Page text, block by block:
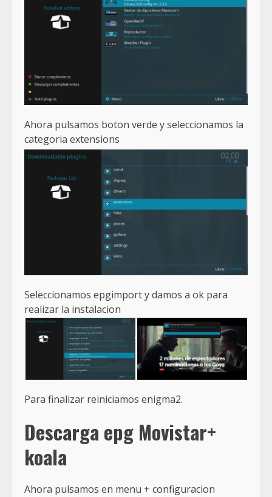
Ahora pulsamos boton verde y seleccionamos la
categoria extensions
Seleccionamos epgimport y damos a ok para
realizar la instalacion
Para finalizar reiniciamos enigma2.
Descarga epg Movistar+
koala
Ahora pulsamos en menu + configuracion